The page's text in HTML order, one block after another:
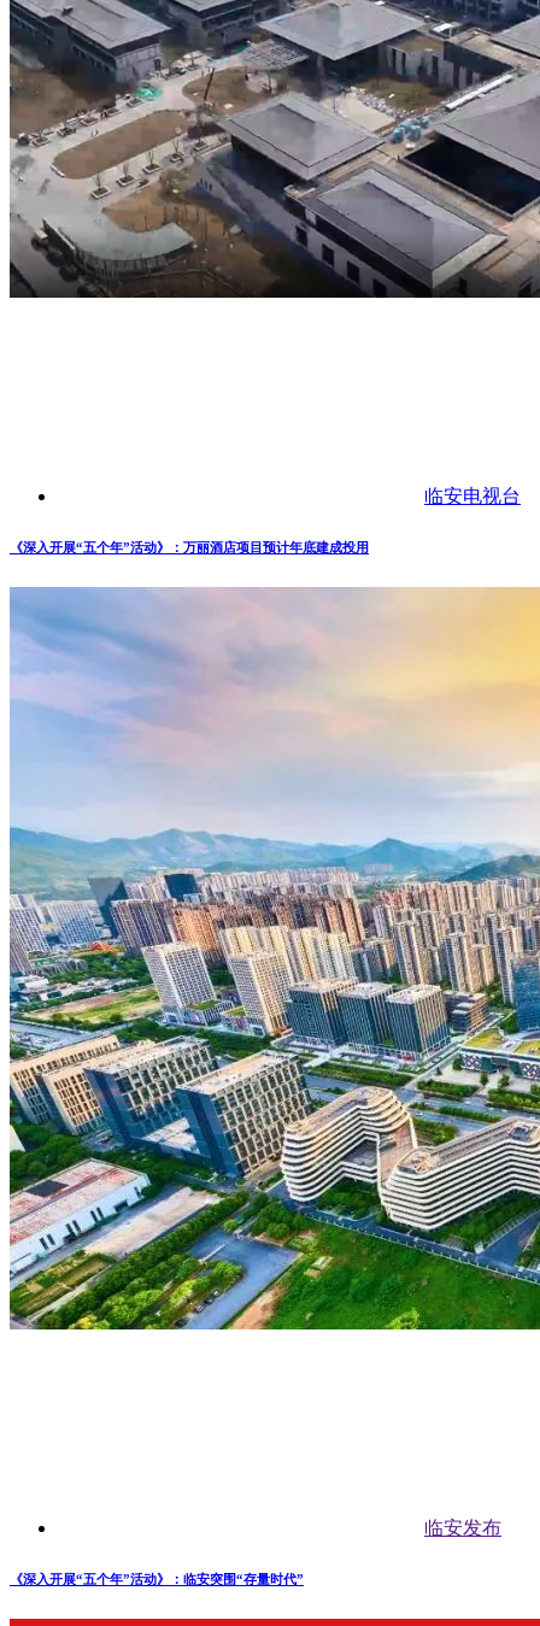
临安电视台
《深入开展“五个年”活动》：万丽酒店项目预计年底建成投用
临安发布
《深入开展“五个年”活动》：临安突围“存量时代”